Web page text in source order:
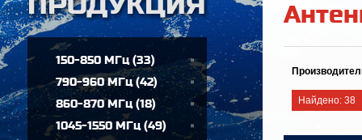
150-850 МГц(33)
790-960 МГц(42)
860-870 МГц(18)
1045-1550 МГц(49)
Найдено: 38